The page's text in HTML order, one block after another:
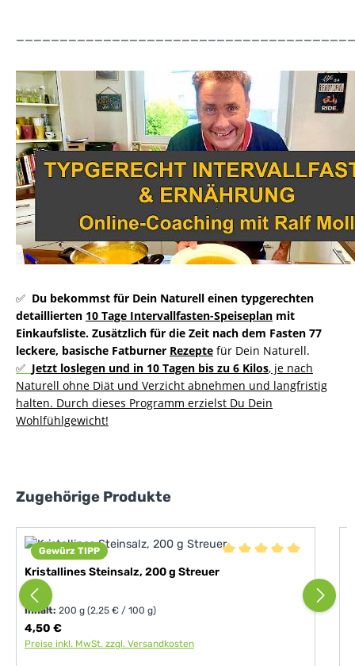
✅ Du bekommst für Dein Naturell einen typgerechten
detaillierten 10 Tage Intervallfasten-Speiseplan mit
Einkaufsliste. Zusätzlich für die Zeit nach dem Fasten 77
leckere, basische Fatburner Rezepte für Dein Naturell.
✅ Jetzt loslegen und in 10 Tagen bis zu 6 Kilos, je nach
Naturell ohne Diät und Verzicht abnehmen und langfristig
halten. Durch dieses Programm erzielst Du Dein
Wohlfühlgewicht!
Produktgalerie überspringen
Zugehörige Produkte
Gewürz TIPP
Kristallines Steinsalz, 200 g Streuer
Inhalt:200 g(2,25 € / 100 g)
Regulärer Preis:
4,50 €
Preise inkl. MwSt. zzgl. Versandkosten